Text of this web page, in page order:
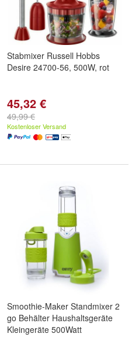
Stabmixer Russell Hobbs
Desire 24700-56, 500W, rot
45,32 €
49,99 €
Kostenloser Versand
Smoothie-Maker Standmixer 2
go Behälter Haushaltsgeräte
Kleingeräte 500Watt